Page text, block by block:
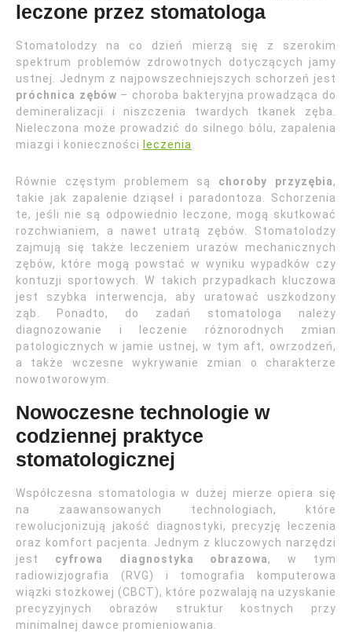
leczone przez stomatologa
Stomatolodzy na co dzień mierzą się z szerokim
spektrum problemów zdrowotnych dotyczących jamy
ustnej. Jednym z najpowszechniejszych schorzeń jest
próchnica zębów – choroba bakteryjna prowadząca do
demineralizacji i niszczenia twardych tkanek zęba.
Nieleczona może prowadzić do silnego bólu, zapalenia
miazgi i konieczności
leczenia
Równie częstym problemem są choroby przyzębia,
takie jak zapalenie dziąseł i paradontoza. Schorzenia
te, jeśli nie są odpowiednio leczone, mogą skutkować
rozchwianiem, a nawet utratą zębów. Stomatolodzy
zajmują się także leczeniem urazów mechanicznych
zębów, które mogą powstać w wyniku wypadków czy
kontuzji sportowych. W takich przypadkach kluczowa
jest szybka interwencja, aby uratować uszkodzony
ząb. Ponadto, do zadań stomatologa należy
diagnozowanie i leczenie różnorodnych zmian
patologicznych w jamie ustnej, w tym aft, owrzodzeń,
a także wczesne wykrywanie zmian o charakterze
nowotworowym.
Nowoczesne technologie w
codziennej praktyce
stomatologicznej
Współczesna stomatologia w dużej mierze opiera się
na zaawansowanych technologiach, które
rewolucjonizują jakość diagnostyki, precyzję leczenia
oraz komfort pacjenta. Jednym z kluczowych narzędzi
jest cyfrowa diagnostyka obrazowa, w tym
radiowizjografia (RVG) i tomografia komputerowa
wiązki stożkowej (CBCT), które pozwalają na uzyskanie
precyzyjnych obrazów struktur kostnych przy
minimalnej dawce promieniowania.